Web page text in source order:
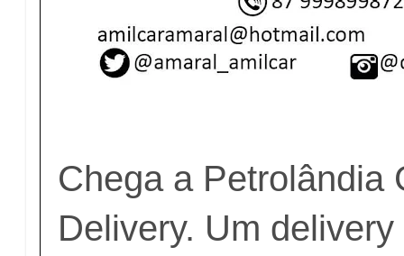
Chega a Petrolândia
Delivery. Um